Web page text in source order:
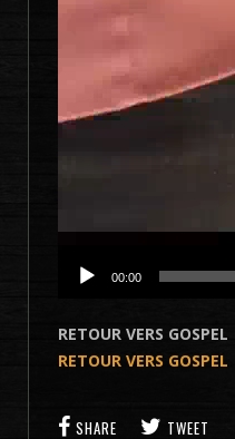
00:00
RETOUR VERS GOSPEL
RETOUR VERS GOSPEL
SHARE TWEET